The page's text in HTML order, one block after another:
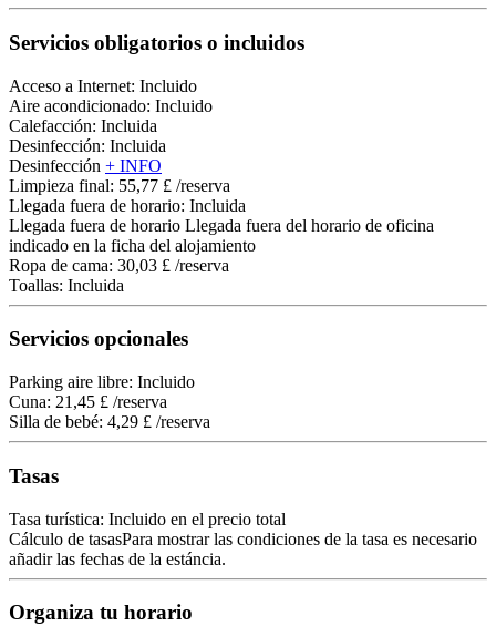
Servicios obligatorios o incluidos
Acceso a Internet: Incluido
Aire acondicionado: Incluido
Calefacción: Incluida
Desinfección: Incluida
Desinfección + INFO
Limpieza final: 55,77 £ /reserva
Llegada fuera de horario: Incluida
Llegada fuera de horario Llegada fuera del horario de oficina
indicado en la ficha del alojamiento
Ropa de cama: 30,03 £ /reserva
Toallas: Incluida
Servicios opcionales
Parking aire libre: Incluido
Cuna: 21,45 £ /reserva
Silla de bebé: 4,29 £ /reserva
Tasas
Tasa turística: Incluido en el precio total
Cálculo de tasasPara mostrar las condiciones de la tasa es necesario
añadir las fechas de la estáncia.
Organiza tu horario